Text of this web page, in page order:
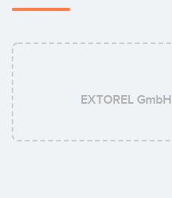
EXTOREL GmbH